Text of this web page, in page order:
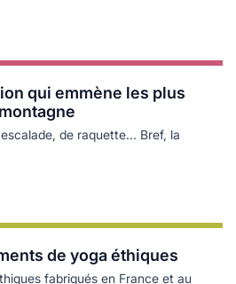
qui emmène les plus
de raquette... Bref, la
de yoga éthiques
fabriqués en France et au